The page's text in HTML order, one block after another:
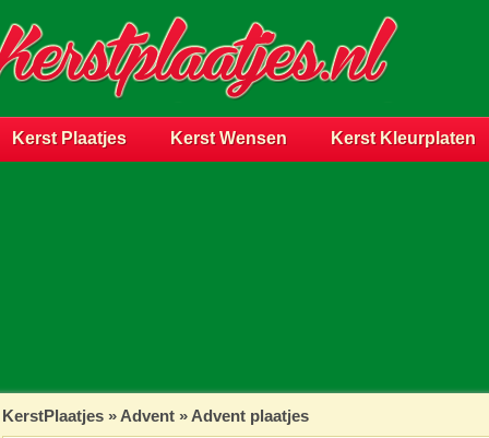
Kerst Plaatjes Kerst Wensen Kerst Kleurplaten
KerstPlaatjes » Advent » Advent plaatjes